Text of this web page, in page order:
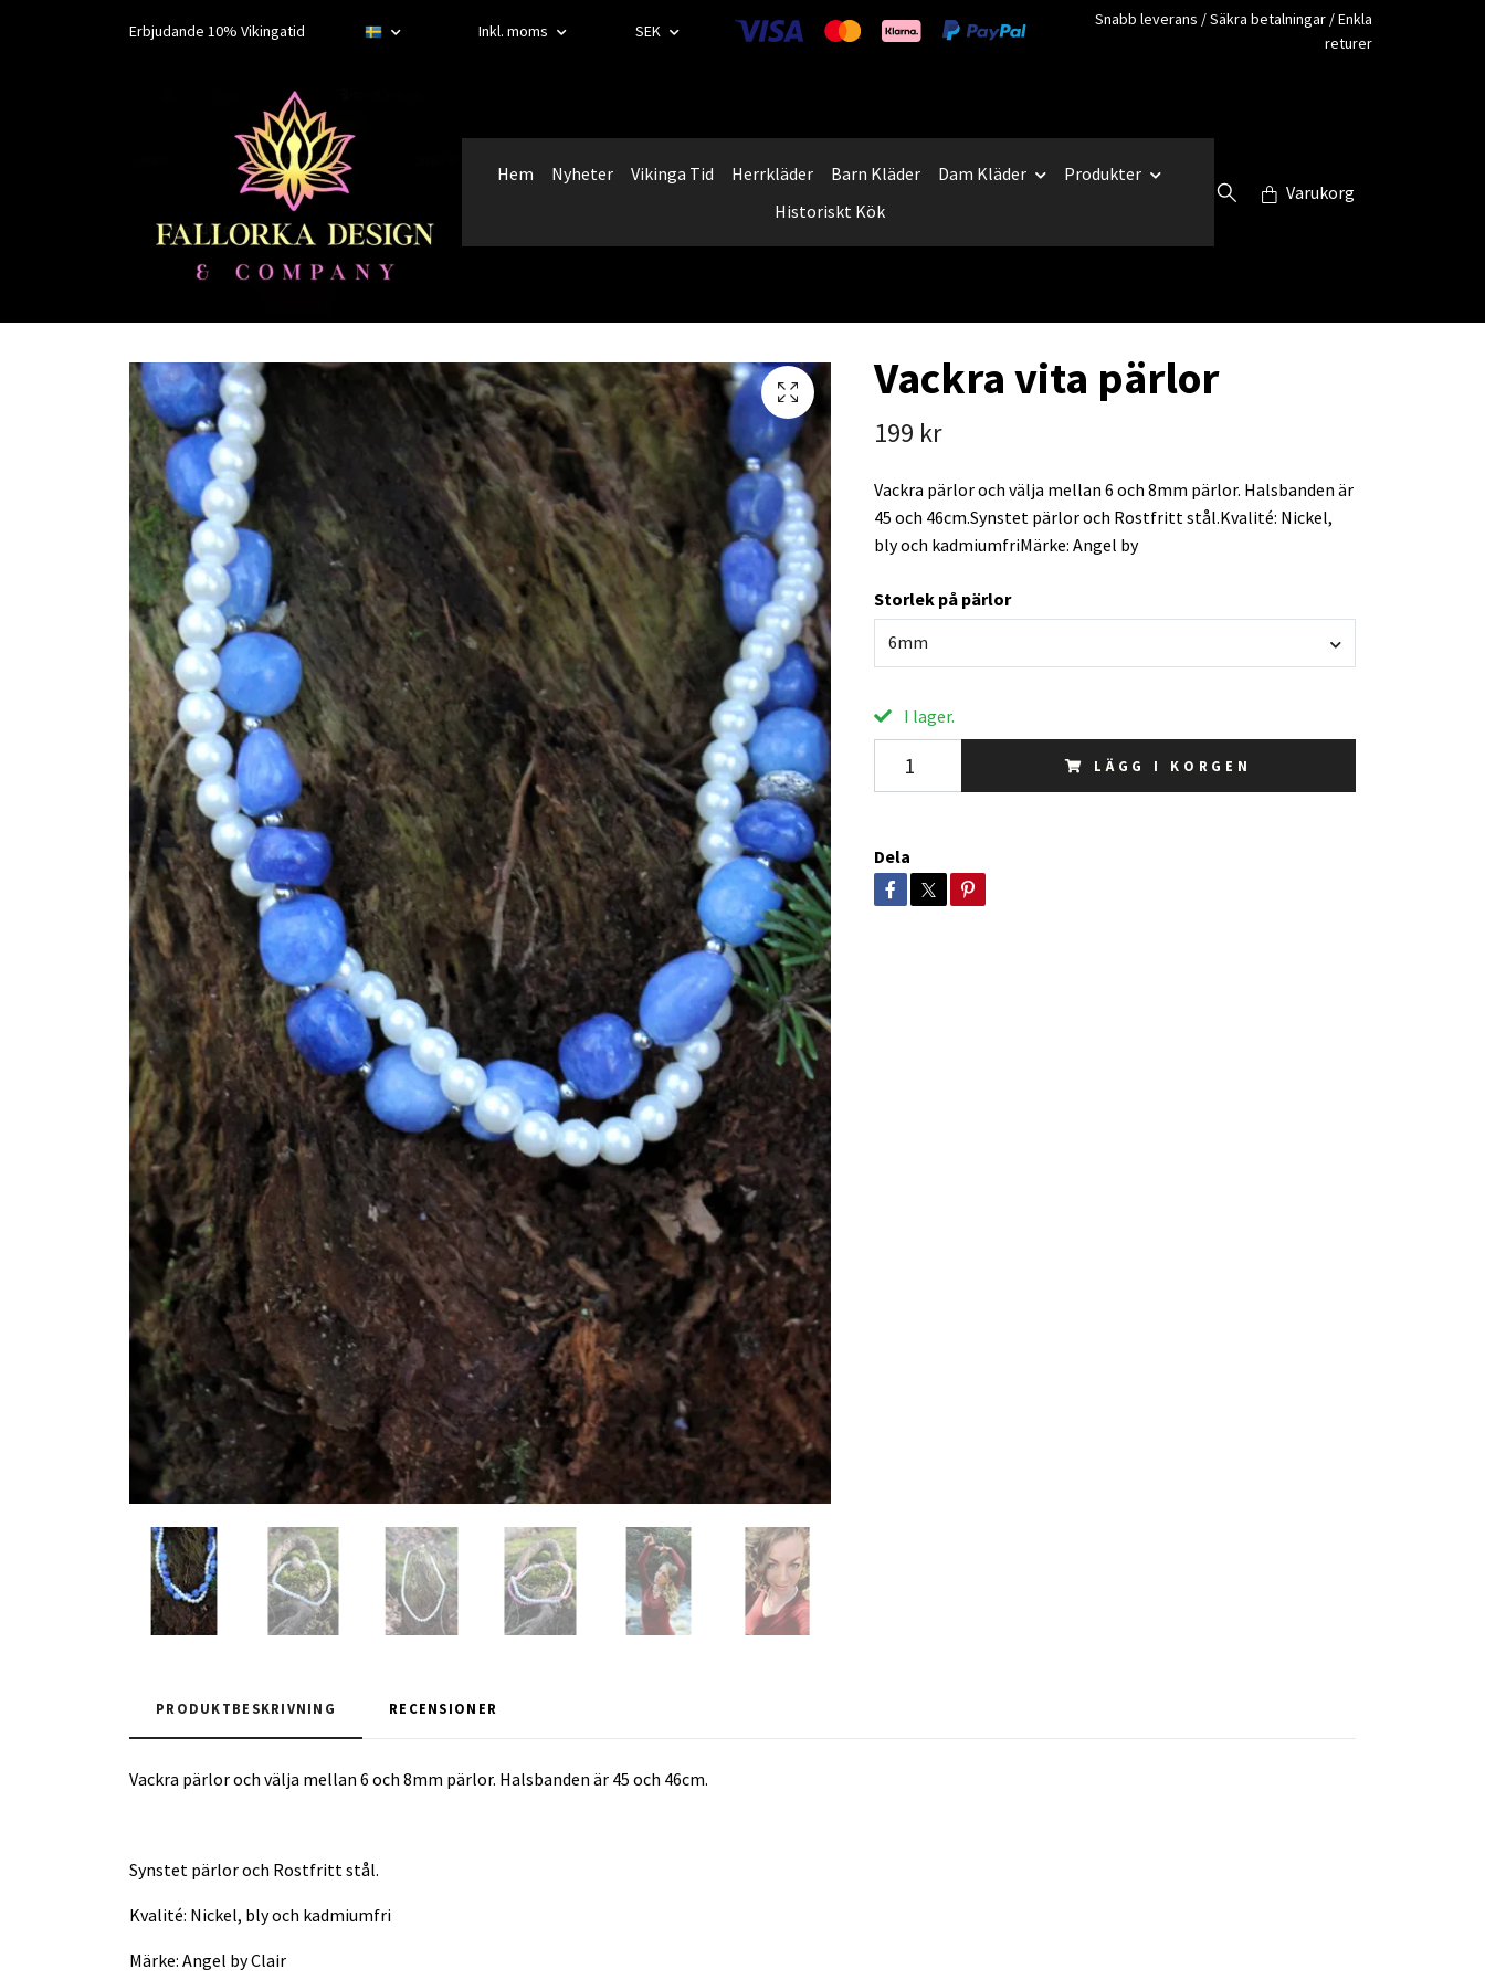
Erbjudande 10% Vikingatid Inkl. moms SEK
Snabb leverans / Säkra betalningar / Enkla
returer
Hem Nyheter Vikinga Tid Herrkläder Barn Kläder Dam Kläder
Produkter
Historiskt Kök
Varukorg
Vackra vita pärlor
199 kr
Vackra pärlor och välja mellan 6 och 8mm pärlor. Halsbanden är
45 och 46cm.Synstet pärlor och Rostfritt stål.Kvalité: Nickel,
bly och kadmiumfriMärke: Angel by
Storlek på pärlor
6mm
I lager.
LÄGG I KORGEN
Dela
PRODUKTBESKRIVNING RECENSIONER
Vackra pärlor och välja mellan 6 och 8mm pärlor. Halsbanden är 45 och 46cm.
Synstet pärlor och Rostfritt stål.
Kvalité: Nickel, bly och kadmiumfri
Märke: Angel by Clair